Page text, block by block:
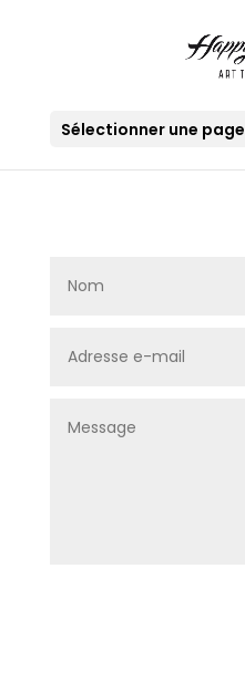
Sélectionner une page